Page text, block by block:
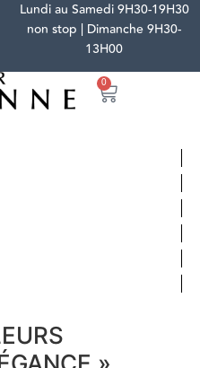
Lundi au Samedi 9H30-19H30
non stop | Dimanche 9H30-
13H00
0